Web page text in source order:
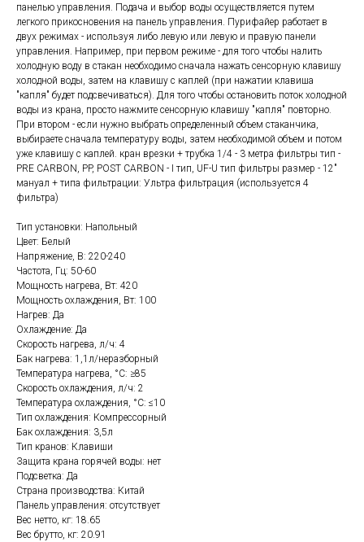
панелью управления. Подача и выбор воды осуществляется путем
легкого прикосновения на панель управления. Пурифайер работает в
двух режимах - используя либо левую или левую и правую панели
управления. Например, при первом режиме - для того чтобы налить
холодную воду в стакан необходимо сначала нажать сенсорную клавишу
холодной воды, затем на клавишу с каплей (при нажатии клавиша
"капля" будет подсвечиваться). Для того чтобы остановить поток холодной
воды из крана, просто нажмите сенсорную клавишу "капля" повторно.
При втором - если нужно выбрать определенный объем стаканчика,
выбираете сначала температуру воды, затем необходимой объем и потом
уже клавишу с каплей. кран врезки + трубка 1/4 - 3 метра фильтры тип -
PRE CARBON, PP, POST CARBON - I тип, UF-U тип фильтры размер - 12"
мануал + типа фильтрации: Ультра фильтрация (используется 4
фильтра)
Тип установки: Напольный
Цвет: Белый
Напряжение, В: 220-240
Частота, Гц: 50-60
Мощность нагрева, Вт: 420
Мощность охлаждения, Вт: 100
Нагрев: Да
Охлаждение: Да
Скорость нагрева, л/ч: 4
Бак нагрева: 1,1л/неразборный
Температура нагрева, °С: ≥85
Скорость охлаждения, л/ч: 2
Температура охлаждения, °С: ≤10
Тип охлаждения: Компрессорный
Бак охлаждения: 3,5л
Тип кранов: Клавиши
Защита крана горячей воды: нет
Подсветка: Да
Страна производства: Китай
Панель управления: отсутствует
Вес нетто, кг: 18.65
Вес брутто, кг: 20.91